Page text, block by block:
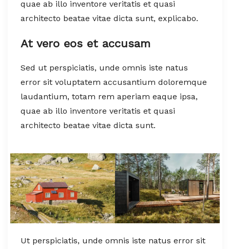
quae ab illo inventore veritatis et quasi
architecto beatae vitae dicta sunt, explicabo.
At vero eos et accusam
Sed ut perspiciatis, unde omnis iste natus
error sit voluptatem accusantium doloremque
laudantium, totam rem aperiam eaque ipsa,
quae ab illo inventore veritatis et quasi
architecto beatae vitae dicta sunt.
Ut perspiciatis, unde omnis iste natus error sit